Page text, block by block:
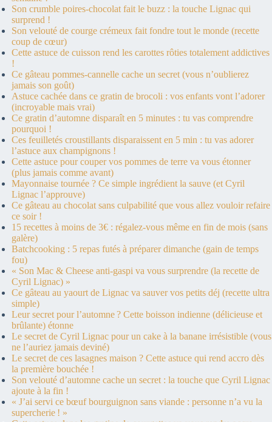
Son crumble poires-chocolat fait le buzz : la touche Lignac qui
surprend !
Son velouté de courge crémeux fait fondre tout le monde (recette
coup de cœur)
Cette astuce de cuisson rend les carottes rôties totalement addictives
!
Ce gâteau pommes-cannelle cache un secret (vous n’oublierez
jamais son goût)
Astuce cachée dans ce gratin de brocoli : vos enfants vont l’adorer
(incroyable mais vrai)
Ce gratin d’automne disparaît en 5 minutes : tu vas comprendre
pourquoi !
Ces feuilletés croustillants disparaissent en 5 min : tu vas adorer
l’astuce aux champignons !
Cette astuce pour couper vos pommes de terre va vous étonner
(plus jamais comme avant)
Mayonnaise tournée ? Ce simple ingrédient la sauve (et Cyril
Lignac l’approuve)
Ce gâteau au chocolat sans culpabilité que vous allez vouloir refaire
ce soir !
15 recettes à moins de 3€ : régalez-vous même en fin de mois (sans
galère)
Batchcooking : 5 repas futés à préparer dimanche (gain de temps
fou)
« Son Mac & Cheese anti-gaspi va vous surprendre (la recette de
Cyril Lignac) »
Ce gâteau au yaourt de Lignac va sauver vos petits déj (recette ultra
simple)
Leur secret pour l’automne ? Cette boisson indienne (délicieuse et
brûlante) étonne
Le secret de Cyril Lignac pour un cake à la banane irrésistible (vous
ne l’auriez jamais deviné)
Le secret de ces lasagnes maison ? Cette astuce qui rend accro dès
la première bouchée !
Son velouté d’automne cache un secret : la touche que Cyril Lignac
ajoute à la fin !
« J’ai servi ce bœuf bourguignon sans viande : personne n’a vu la
supercherie ! »